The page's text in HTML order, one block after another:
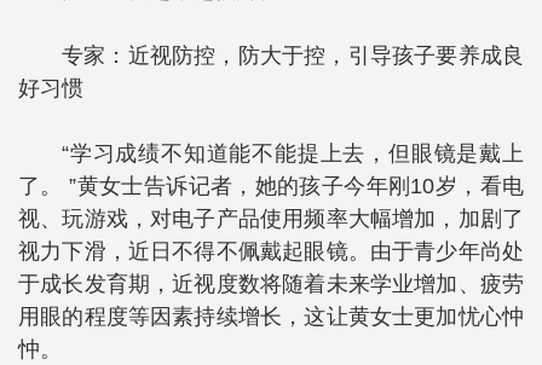
专家：近视防控，防大于控，引导孩子要养成良
好习惯
“学习成绩不知道能不能提上去，但眼镜是戴上
了。 ”黄女士告诉记者，她的孩子今年刚10岁，看电
视、玩游戏，对电子产品使用频率大幅增加，加剧了
视力下滑，近日不得不佩戴起眼镜。由于青少年尚处
于成长发育期，近视度数将随着未来学业增加、疲劳
用眼的程度等因素持续增长，这让黄女士更加忧心忡
忡。